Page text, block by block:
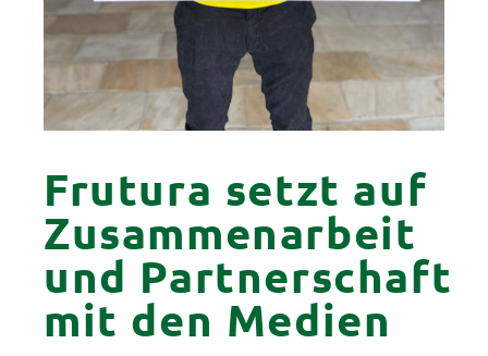
Frutura setzt auf
Zusam­men­arbeit
und Partner­schaft
mit den Medien